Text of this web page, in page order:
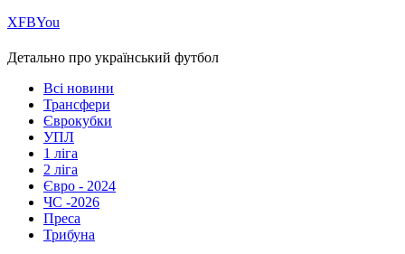
ХFBYou
Детально про український футбол
Всі новини
Трансфери
Єврокубки
УПЛ
1 ліга
2 ліга
Євро - 2024
ЧС -2026
Преса
Трибуна